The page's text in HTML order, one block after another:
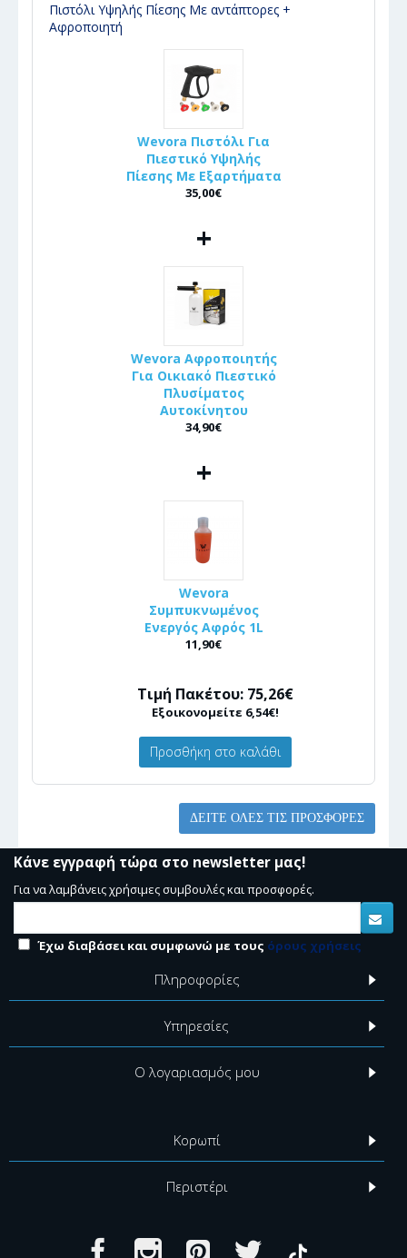
Πιστόλι Υψηλής Πίεσης Με αντάπτορες +
Αφροποιητή
Wevora Πιστόλι Για
Πιεστικό Υψηλής
Πίεσης Με Εξαρτήματα
35,00€
+
Wevora Αφροποιητής
Για Οικιακό Πιεστικό
Πλυσίματος
Αυτοκίνητου
34,90€
+
Wevora
Συμπυκνωμένος
Ενεργός Αφρός 1L
11,90€
Τιμή Πακέτου: 75,26€
Εξοικονομείτε 6,54€!
Προσθήκη στο καλάθι
ΔΕΊΤΕ ΌΛΕΣ ΤΙΣ ΠΡΟΣΦΟΡΈΣ
Κάνε εγγραφή τώρα στο newsletter μας!
Για να λαμβάνεις χρήσιμες συμβουλές και προσφορές.
Έχω διαβάσει και συμφωνώ με τους όρους χρήσεις
Πληροφορίες
Υπηρεσίες
Ο λογαριασμός μου
Κορωπί
Περιστέρι